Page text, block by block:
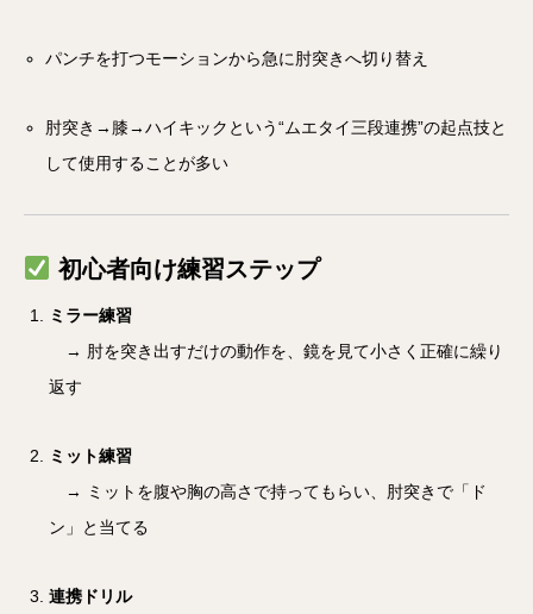
パンチを打つモーションから急に肘突きへ切り替え
肘突き→膝→ハイキックという“ムエタイ三段連携”の起点技と
して使用することが多い
初心者向け練習ステップ
ミラー練習
→ 肘を突き出すだけの動作を、鏡を見て小さく正確に繰り
返す
ミット練習
→ ミットを腹や胸の高さで持ってもらい、肘突きで「ド
ン」と当てる
連携ドリル